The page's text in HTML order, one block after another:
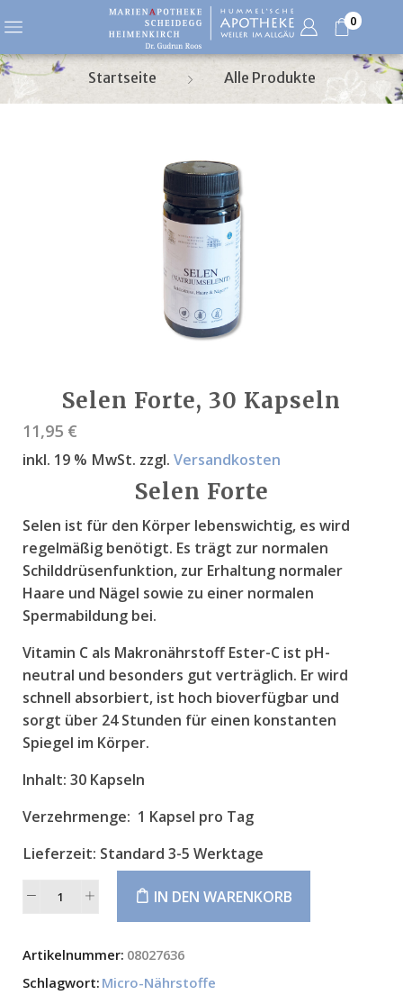
0
Startseite Alle Produkte
Selen Forte, 30 Kapseln
11,95 €
inkl. 19 % MwSt. zzgl. Versandkosten
Selen Forte
Selen ist für den Körper lebenswichtig, es wird
regelmäßig benötigt. Es trägt zur normalen
Schilddrüsenfunktion, zur Erhaltung normaler
Haare und Nägel sowie zu einer normalen
Spermabildung bei.
Vitamin C als Makronährstoff Ester-C ist pH-
neutral und besonders gut verträglich. Er wird
schnell absorbiert, ist hoch bioverfügbar und
sorgt über 24 Stunden für einen konstanten
Spiegel im Körper.
Inhalt: 30 Kapseln
Verzehrmenge: 1 Kapsel pro Tag
Lieferzeit: Standard 3-5 Werktage
IN DEN WARENKORB
Alternative:
Artikelnummer: 08027636
Schlagwort: Micro-Nährstoffe